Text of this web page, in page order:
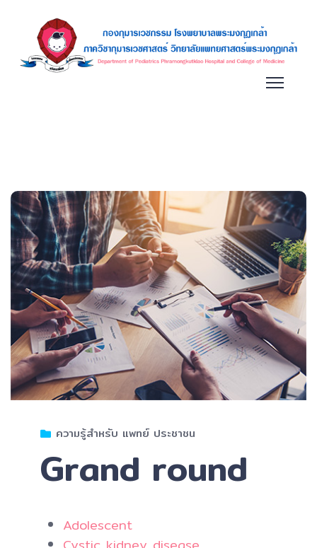
ความรู้สำหรับ แพทย์ ประชาชน
Grand round
Adolescent